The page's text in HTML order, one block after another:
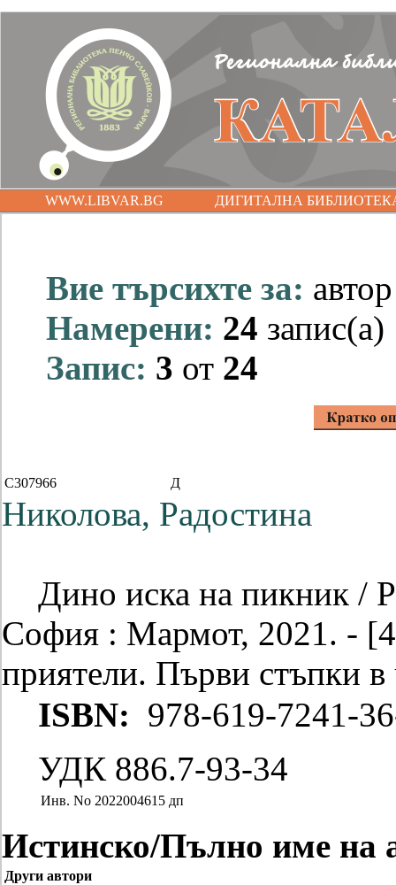
WWW.LIBVAR.BG ДИГИТАЛНА
Вие търсихте за:
Намерени: 24 запис(а)
Запис: 3 от 24
C307966 Д
Николова, Радостина
Дино иска на пикник /
София : Мармот, 2021. -
приятели. Първи стъпки в
ISBN: 978-619-7241-
УДК 886.7-93-34
Инв. No 2022004615 дп
Истинско/Пълно име на
Други автори